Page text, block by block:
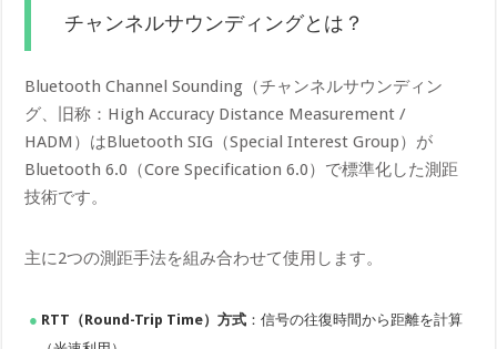
チャンネルサウンディングとは？
Bluetooth Channel Sounding（チャンネルサウンディン
グ、旧称：High Accuracy Distance Measurement /
HADM）はBluetooth SIG（Special Interest Group）が
Bluetooth 6.0（Core Specification 6.0）で標準化した測距
技術です。
主に2つの測距手法を組み合わせて使用します。
RTT（Round-Trip Time）方式 ：信号の往復時間から距離を計算